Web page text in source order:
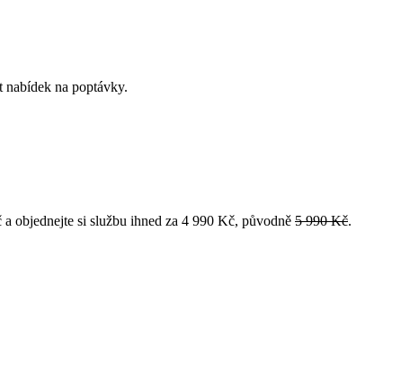
na poptávky.
objednejte si službu ihned za 4 990 Kč, původně 5 990 Kč.